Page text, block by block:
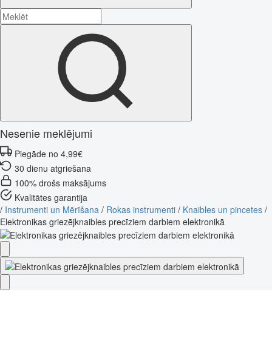
Nesenie meklējumi
Piegāde no 4,99€
30 dienu atgriešana
100% drošs maksājums
Kvalitātes garantija
/ Instrumenti un Mērīšana / Rokas instrumenti / Knaibles un pincetes /
Elektronikas griezējknaibles precīziem darbiem elektronikā